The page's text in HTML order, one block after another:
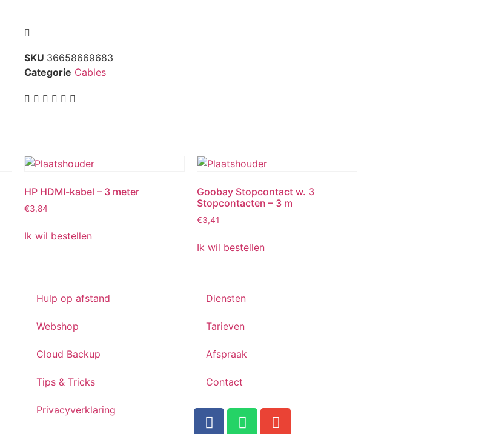
SKU 36658669683
Categorie Cables
HP HDMI-kabel – 3 meter
€3,84
Ik wil bestellen
Goobay Stopcontact w. 3
Stopcontacten – 3 m
€3,41
Ik wil bestellen
Hulp op afstand
Webshop
Cloud Backup
Tips & Tricks
Privacyverklaring
Diensten
Tarieven
Afspraak
Contact